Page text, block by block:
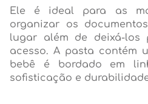
Ele é ideal para as
organizar os
lugar além de deixá-los
acesso. A pasta contém
bebê é bordado em
sofisticação e